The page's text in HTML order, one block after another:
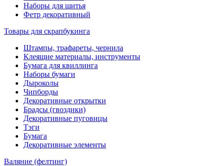
Наборы для шитья
Фетр декоративный
Товары для скрапбукинга
Штампы, трафареты, чернила
Клеящие материалы, инструменты
Бумага для квиллинга
Наборы бумаги
Дыроколы
Чипборды
Декоративные открытки
Брадсы (гвоздики)
Декоративные пуговицы
Тэги
Бумага
Декоративные элементы
Валяние (фелтинг)